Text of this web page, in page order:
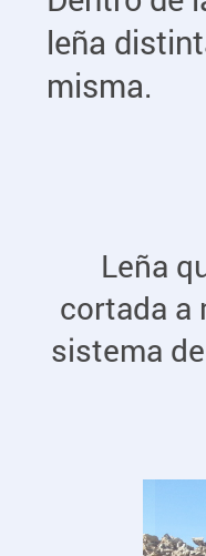
leña
misma.
Leña
cortada a
sistema